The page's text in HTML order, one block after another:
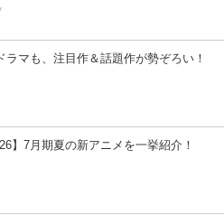
ラマも、注目作＆話題作が勢ぞろい！
】7月期夏の新アニメを一挙紹介！